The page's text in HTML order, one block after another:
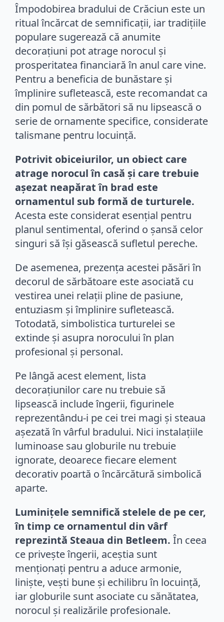
Împodobirea bradului de Crăciun este un
ritual încărcat de semnificații, iar tradițiile
populare sugerează că anumite
decorațiuni pot atrage norocul și
prosperitatea financiară în anul care vine.
Pentru a beneficia de bunăstare și
împlinire sufletească, este recomandat ca
din pomul de sărbători să nu lipsească o
serie de ornamente specifice, considerate
talismane pentru locuință.
Potrivit obiceiurilor, un obiect care
atrage norocul în casă și care trebuie
așezat neapărat în brad este
ornamentul sub formă de turturele.
Acesta este considerat esențial pentru
planul sentimental, oferind o șansă celor
singuri să își găsească sufletul pereche.
De asemenea, prezența acestei păsări în
decorul de sărbătoare este asociată cu
vestirea unei relații pline de pasiune,
entuziasm și împlinire sufletească.
Totodată, simbolistica turturelei se
extinde și asupra norocului în plan
profesional și personal.
Pe lângă acest element, lista
decorațiunilor care nu trebuie să
lipsească include îngerii, figurinele
reprezentându-i pe cei trei magi și steaua
așezată în vârful bradului. Nici instalațiile
luminoase sau globurile nu trebuie
ignorate, deoarece fiecare element
decorativ poartă o încărcătură simbolică
aparte.
Luminițele semnifică stelele de pe cer,
în timp ce ornamentul din vârf
reprezintă Steaua din Betleem. În ceea
ce privește îngerii, aceștia sunt
menționați pentru a aduce armonie,
liniște, vești bune și echilibru în locuință,
iar globurile sunt asociate cu sănătatea,
norocul și realizările profesionale.